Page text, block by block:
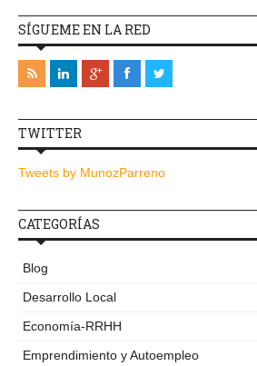
SÍGUEME EN LA RED
TWITTER
Tweets by MunozParreno
CATEGORÍAS
Blog
Desarrollo Local
Economía-RRHH
Emprendimiento y Autoempleo